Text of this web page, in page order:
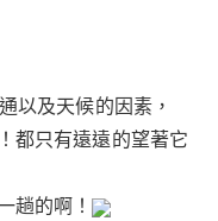
以及天候的因素，
都只有遠遠的望著它
趟的啊！